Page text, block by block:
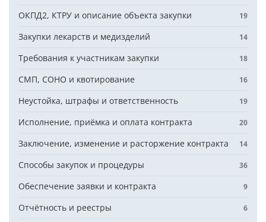
ОКПД2, КТРУ и описание объекта закупки 19
Закупки лекарств и медизделий 14
Требования к участникам закупки 18
СМП, СОНО и квотирование 16
Неустойка, штрафы и ответственность 19
Исполнение, приёмка и оплата контракта 20
Заключение, изменение и расторжение контракта 14
Способы закупок и процедуры 36
Обеспечение заявки и контракта 9
Отчётность и реестры 6